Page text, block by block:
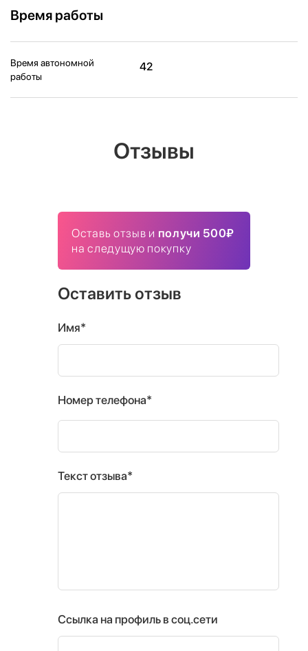
Время работы
Время автономной
работы
42
Отзывы
Оставь отзыв и получи 500₽
на следущую покупку
Оставить отзыв
Имя*
Номер телефона*
Текст отзыва*
Ссылка на профиль в соц.сети